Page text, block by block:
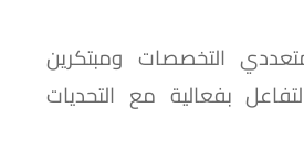
التخصصات ومبتكرين
بفعالية مع التحديات